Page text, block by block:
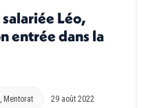
Léo,
entrée dans la
, Mentorat 29 août 2022